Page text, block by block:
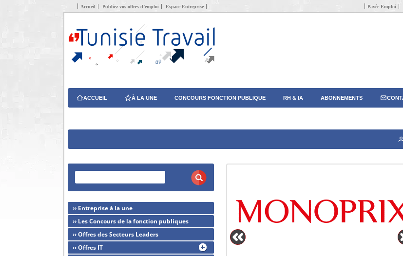
Accueil Publiez vos offres d’emploi Espace Entreprise Pavée Emploi
ACCUEIL À LA UNE CONCOURS FONCTION PUBLIQUE RH & IA ABONNEMENTS
›› Entreprise à la une
›› Les Concours de la fonction publiques
›› Offres des Secteurs Leaders
›› Offres IT